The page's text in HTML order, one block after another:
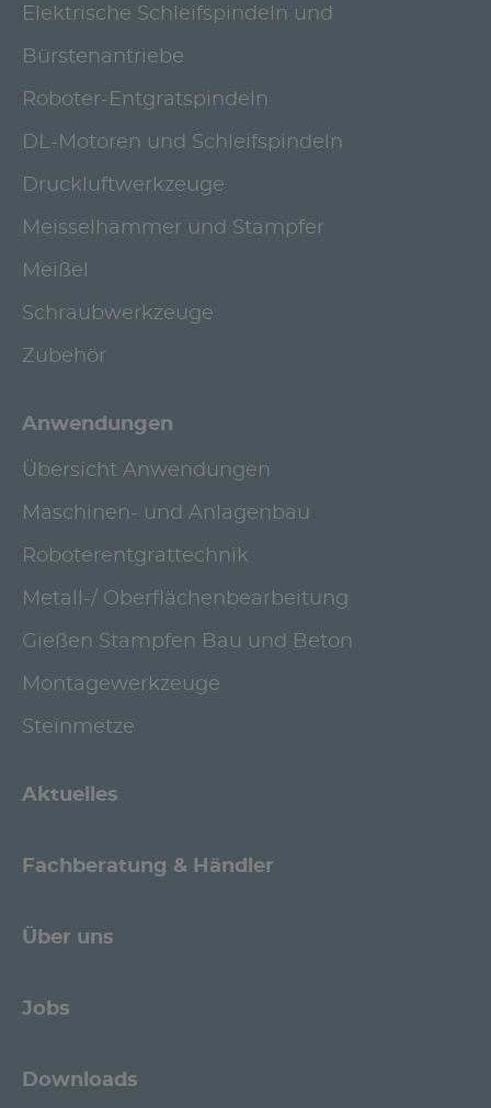
Elektrische Schleifspindeln und
Bürstenantriebe
Roboter-Entgratspindeln
DL-Motoren und Schleifspindeln
Druckluftwerkzeuge
Meisselhämmer und Stampfer
Meißel
Schraubwerkzeuge
Zubehör
Anwendungen
Übersicht Anwendungen
Maschinen- und Anlagenbau
Roboterentgrattechnik
Metall-/ Oberflächenbearbeitung
Gießen Stampfen Bau und Beton
Montagewerkzeuge
Steinmetze
Aktuelles
Fachberatung & Händler
Über uns
Jobs
Downloads